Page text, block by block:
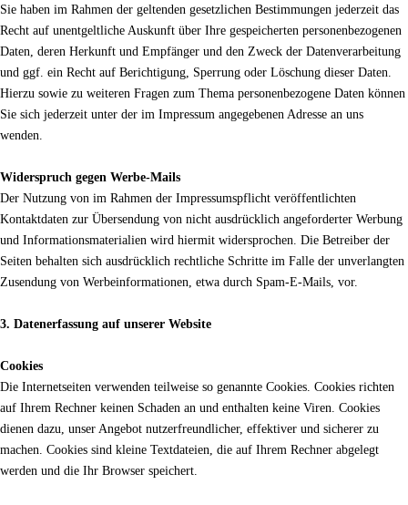
Sie haben im Rahmen der geltenden gesetzlichen Bestimmungen jederzeit das
Recht auf unentgeltliche Auskunft über Ihre gespeicherten personenbezogenen
Daten, deren Herkunft und Empfänger und den Zweck der Datenverarbeitung
und ggf. ein Recht auf Berichtigung, Sperrung oder Löschung dieser Daten.
Hierzu sowie zu weiteren Fragen zum Thema personenbezogene Daten können
Sie sich jederzeit unter der im Impressum angegebenen Adresse an uns
wenden.
Widerspruch gegen Werbe-Mails
Der Nutzung von im Rahmen der Impressumspflicht veröffentlichten
Kontaktdaten zur Übersendung von nicht ausdrücklich angeforderter Werbung
und Informationsmaterialien wird hiermit widersprochen. Die Betreiber der
Seiten behalten sich ausdrücklich rechtliche Schritte im Falle der unverlangten
Zusendung von Werbeinformationen, etwa durch Spam-E-Mails, vor.
3. Datenerfassung auf unserer Website
Cookies
Die Internetseiten verwenden teilweise so genannte Cookies. Cookies richten
auf Ihrem Rechner keinen Schaden an und enthalten keine Viren. Cookies
dienen dazu, unser Angebot nutzerfreundlicher, effektiver und sicherer zu
machen. Cookies sind kleine Textdateien, die auf Ihrem Rechner abgelegt
werden und die Ihr Browser speichert.